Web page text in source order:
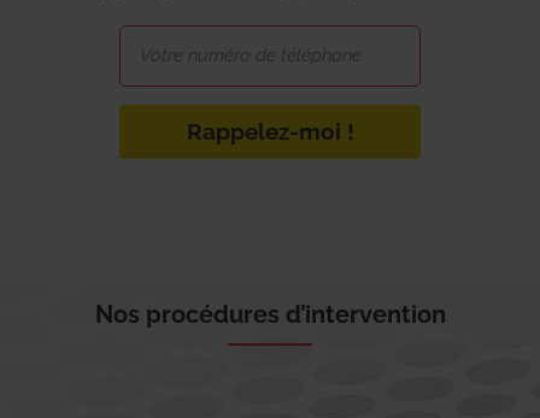
Rappelez-moi !
Nos procédures d’intervention